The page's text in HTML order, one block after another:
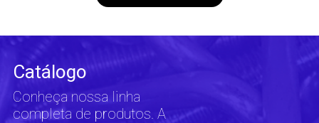
Catálogo
Conheça nossa linha
completa de produtos. A